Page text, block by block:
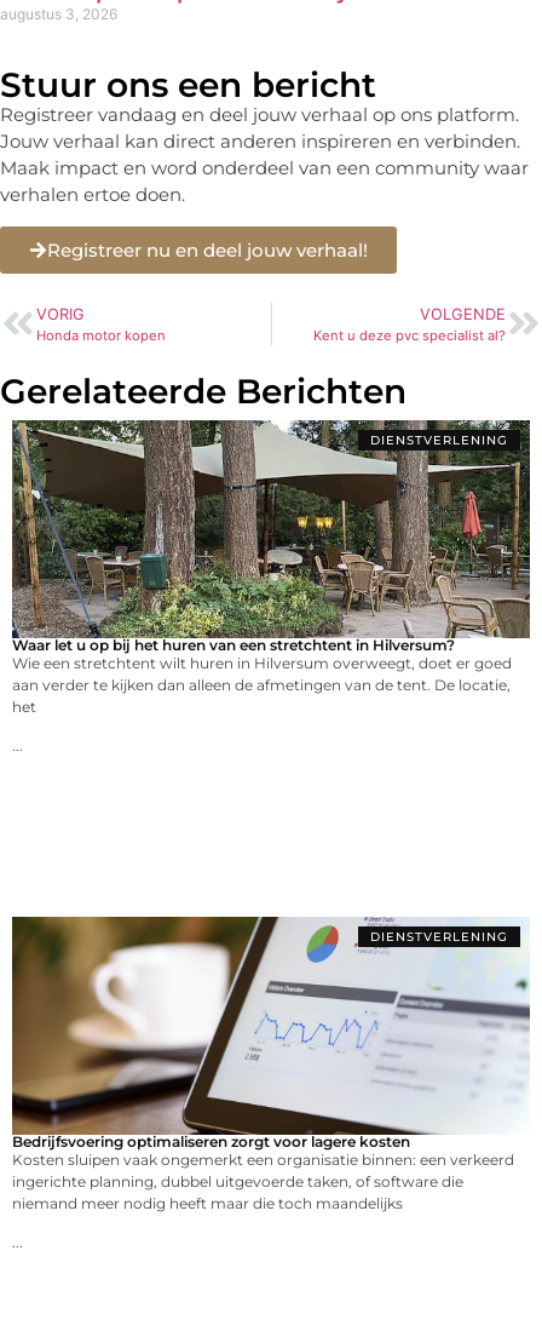
augustus 3, 2026
Stuur ons een bericht
Registreer vandaag en deel jouw verhaal op ons platform.
Jouw verhaal kan direct anderen inspireren en verbinden.
Maak impact en word onderdeel van een community waar
verhalen ertoe doen.
Registreer nu en deel jouw verhaal!
VORIG
Honda motor kopen
VOLGENDE
Kent u deze pvc specialist al?
Gerelateerde Berichten
DIENSTVERLENING
Waar let u op bij het huren van een stretchtent in Hilversum?
Wie een stretchtent wilt huren in Hilversum overweegt, doet er goed
aan verder te kijken dan alleen de afmetingen van de tent. De locatie,
het
...
DIENSTVERLENING
Bedrijfsvoering optimaliseren zorgt voor lagere kosten
Kosten sluipen vaak ongemerkt een organisatie binnen: een verkeerd
ingerichte planning, dubbel uitgevoerde taken, of software die
niemand meer nodig heeft maar die toch maandelijks
...